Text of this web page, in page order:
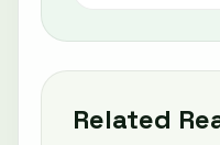
Related